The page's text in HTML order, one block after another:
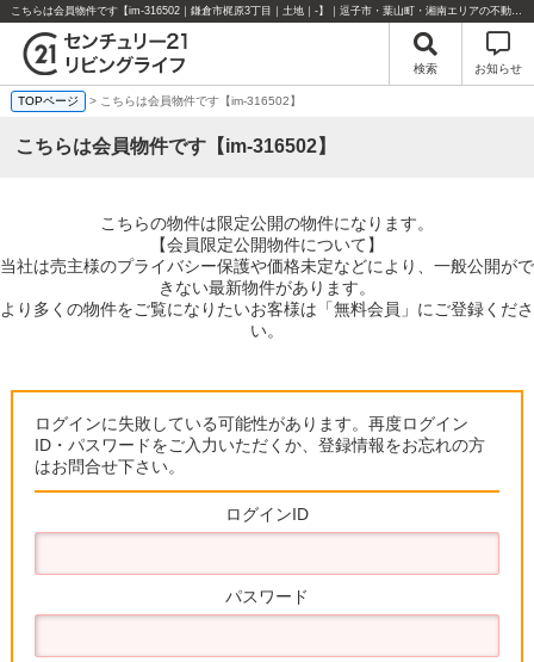
こちらは会員物件です【im-316502｜鎌倉市梶原3丁目｜土地｜-】｜逗子市・葉山町・湘南エリアの不動産のことならセンチュリー21リビングライフにお任せください！
検索 お知らせ
TOPページ > こちらは会員物件です【im-316502】
こちらは会員物件です【im-316502】
こちらの物件は限定公開の物件になります。
【会員限定公開物件について】
当社は売主様のプライバシー保護や価格未定などにより、一般公開がで
きない最新物件があります。
より多くの物件をご覧になりたいお客様は「無料会員」にご登録くださ
い。
ログインに失敗している可能性があります。再度ログイン
ID・パスワードをご入力いただくか、登録情報をお忘れの方
はお問合せ下さい。
ログインID
パスワード